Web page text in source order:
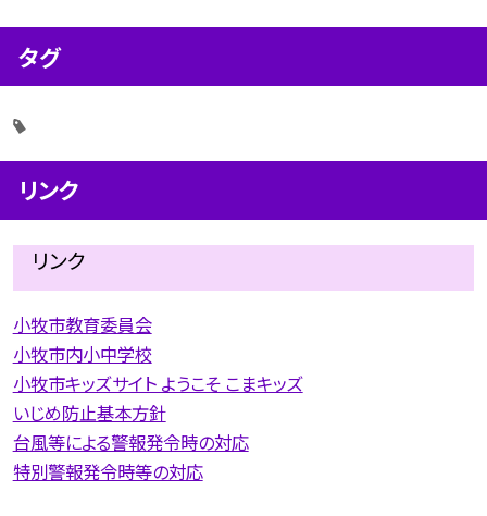
タグ
リンク
リンク
小牧市教育委員会
小牧市内小中学校
小牧市キッズサイト ようこそ こまキッズ
いじめ防止基本方針
台風等による警報発令時の対応
特別警報発令時等の対応